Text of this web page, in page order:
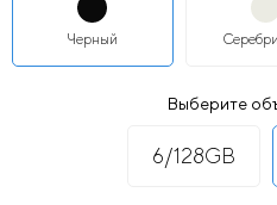
Черный
Выберите
6/128GB